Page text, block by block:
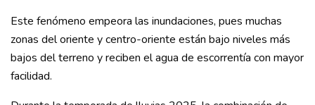
Este fenómeno empeora las inundaciones, pues muchas
zonas del oriente y centro-oriente están bajo niveles más
bajos del terreno y reciben el agua de escorrentía con mayor
facilidad.